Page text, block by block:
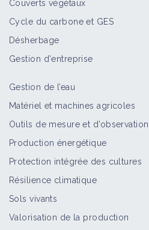
Fiche
Fiche
Couverts végétaux
Cycle du carbone et GES
Désherbage
Gestion d'entreprise
Gestion de l’eau
Matériel et machines agricoles
Outils de mesure et d’observation
Production énergétique
Protection intégrée des cultures
Résilience climatique
Sols vivants
Valorisation de la production